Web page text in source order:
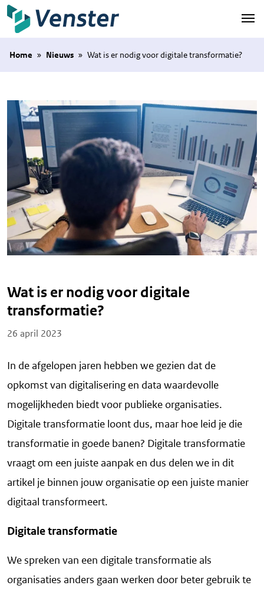
Naar hoofdinhoud
Home » Nieuws » Wat is er nodig voor digitale transformatie?
Wat is er nodig voor digitale
transformatie?
Posted on
26 april 2023
In de afgelopen jaren hebben we gezien dat de
opkomst van digitalisering en data waardevolle
mogelijkheden biedt voor publieke organisaties.
Digitale transformatie loont dus, maar hoe leid je die
transformatie in goede banen? Digitale transformatie
vraagt om een juiste aanpak en dus delen we in dit
artikel je binnen jouw organisatie op een juiste manier
digitaal transformeert.
Digitale transformatie
We spreken van een digitale transformatie als
organisaties anders gaan werken door beter gebruik te